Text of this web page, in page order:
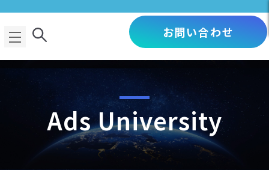
お問い合わせ
Ads University